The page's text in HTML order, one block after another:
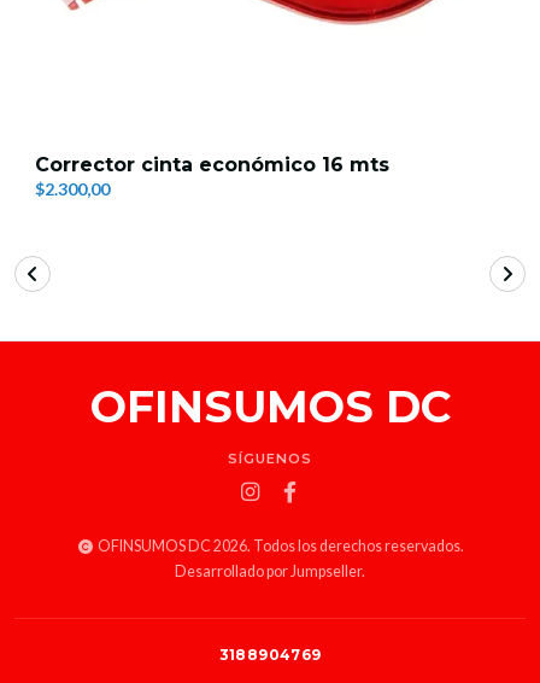
Corrector cinta económico 16 mts
$2.300,00
OFINSUMOS DC
SÍGUENOS
OFINSUMOS DC 2026. Todos los derechos reservados.
Desarrollado por Jumpseller.
3188904769